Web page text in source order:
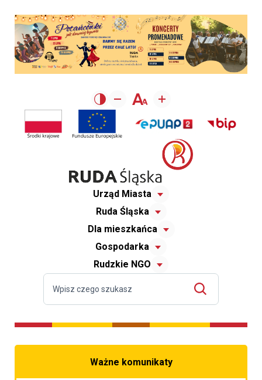
Urząd Miasta
Ruda Śląska
Dla mieszkańca
Gospodarka
Rudzkie NGO
Ważne komunikaty